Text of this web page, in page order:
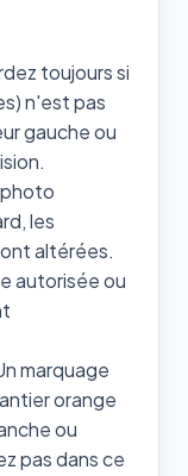
toujours si
n'est pas
gauche ou
photo
les
altérées.
autorisée ou
marquage
orange
ou
pas dans ce